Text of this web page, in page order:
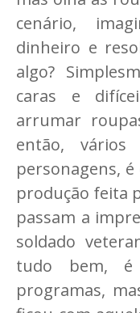
cenário,
dinheiro e
algo?
caras e
arrumar
então,
personagens,
produção feita
passam a
soldado
tudo bem,
programas,